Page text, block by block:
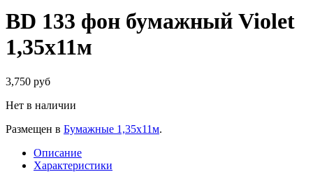
BD 133 фон бумажный Violet
1,35х11м
3,750 руб
Нет в наличии
Размещен в Бумажные 1,35х11м.
Описание
Характеристики